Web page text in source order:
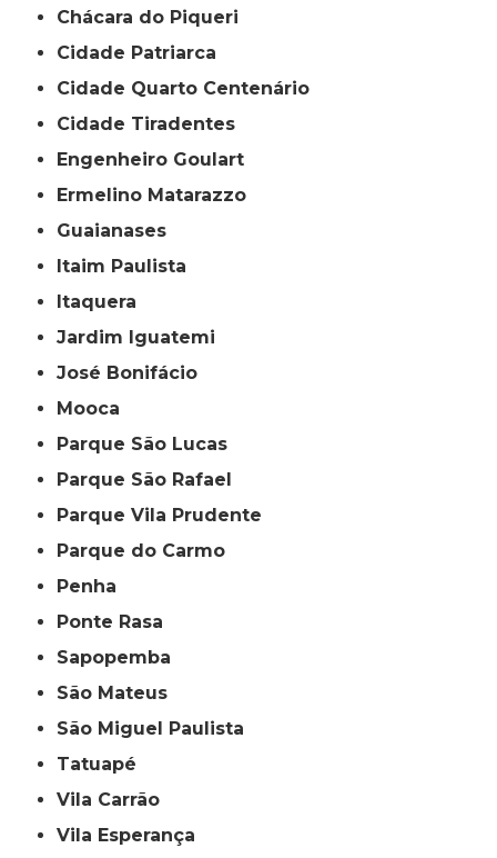
Chácara do Piqueri
Cidade Patriarca
Cidade Quarto Centenário
Cidade Tiradentes
Engenheiro Goulart
Ermelino Matarazzo
Guaianases
Itaim Paulista
Itaquera
Jardim Iguatemi
José Bonifácio
Mooca
Parque São Lucas
Parque São Rafael
Parque Vila Prudente
Parque do Carmo
Penha
Ponte Rasa
Sapopemba
São Mateus
São Miguel Paulista
Tatuapé
Vila Carrão
Vila Esperança